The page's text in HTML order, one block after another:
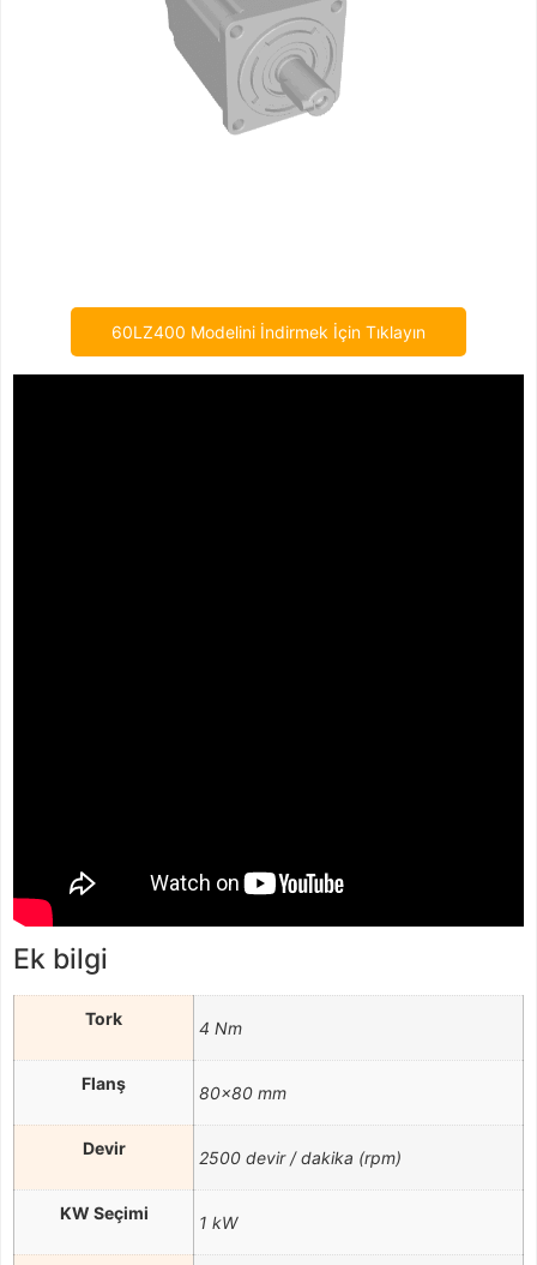
60LZ400 Modelini İndirmek İçin Tıklayın
Ek bilgi
Tork 4 Nm
Flanş 80×80 mm
Devir 2500 devir / dakika (rpm)
KW Seçimi 1 kW